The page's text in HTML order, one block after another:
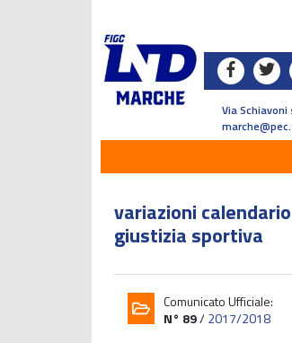
Via
variazioni
giustizia sportiva
Comunicato Ufficiale:
N° 89/2017/2018